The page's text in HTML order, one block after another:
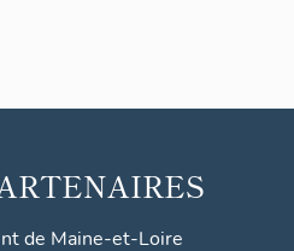
de Maine-et-Loire